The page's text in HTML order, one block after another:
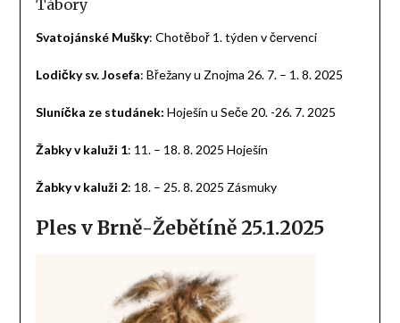
Tábory
Svatojánské Mušky: Chotěboř 1. týden v červenci
Lodičky sv. Josefa: Břežany u Znojma 26. 7. – 1. 8. 2025
Sluníčka ze studánek: Hoješín u Seče 20. -26. 7. 2025
Žabky v kaluži 1: 11. – 18. 8. 2025 Hoješín
Žabky v kaluži 2: 18. – 25. 8. 2025 Zásmuky
Ples v Brně-Žebětíně 25.1.2025